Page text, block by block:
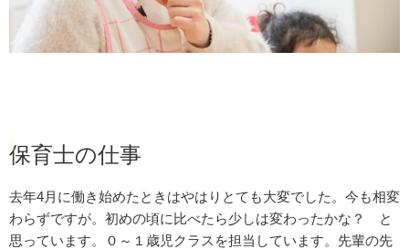
保育士の仕事
去年4月に働き始めたときはやはりとても大変でした。今も相変
わらずですが。初めの頃に比べたら少しは変わったかな？ と
思っています。０～１歳児クラスを担当しています。先輩の先